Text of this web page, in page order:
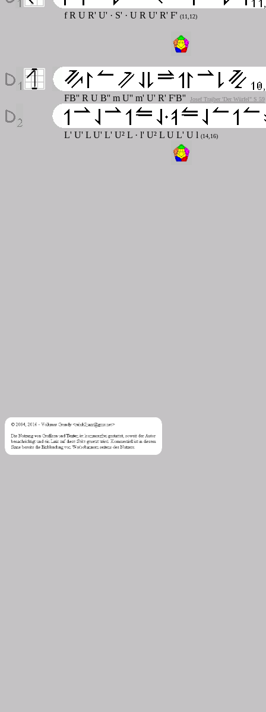
f R U R' U' · S' · U R U' R' F' (11,12)
FB'' R U B'' m U'' m' U' R' F'B'' Josef Trajber 'Der Würfel" S 59
L' U' L U' L' U² L · l' U² L U L' U l (14,16)